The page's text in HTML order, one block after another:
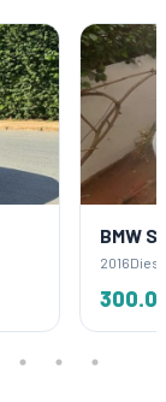
BMW
2016